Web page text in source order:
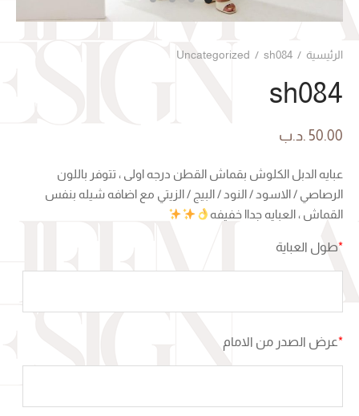
الرئيسية /
Uncategorized / sh084
sh084
50.00 .د.ب
عبايه الدبل الكلوش بقماش القطن درجه اولى ، تتوفر باللون
الرصاصي / الاسود / النود / البيج / الزيتي مع اضافه شيله بنفس
القماش ، العبايه جداا خفيفه
*طول العباية
*عرض الصدر من الامام